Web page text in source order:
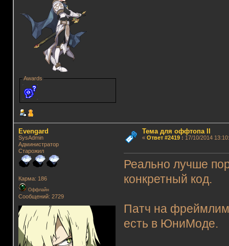
Awards
Evengard
SysAdmin
Администратор
Старожил
Карма: 186
Оффлайн
Сообщений: 2729
Тема для оффтопа II
« Ответ #2419: 17/10/2014
Реально лучше
конкретный код.
Патч на
есть в ЮниМоде.